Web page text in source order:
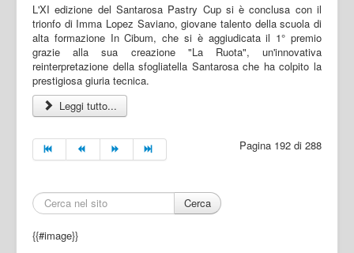
L'XI edizione del Santarosa Pastry Cup si è conclusa con il
trionfo di Imma Lopez Saviano, giovane talento della scuola di
alta formazione In Cibum, che si è aggiudicata il 1° premio
grazie alla sua creazione "La Ruota", un'innovativa
reinterpretazione della sfogliatella Santarosa che ha colpito la
prestigiosa giuria tecnica.
Leggi tutto...
Pagina 192 di 288
Cerca
{{#image}}